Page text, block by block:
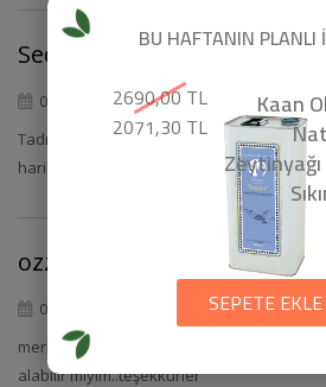
Seda erdem
05.10.2020
Tadı ve kokusu çok güzel salata sosunun
harika bir tat verdi.
ozztwilight@gmail.com
03.06.2020
merhaba menşei hakkımda organik ve
alabilir miyim..teşekkürler
BU HAFTANIN PLANLI
2690,00 TL
2071,30 TL
Kaan
SEPETE EKLE